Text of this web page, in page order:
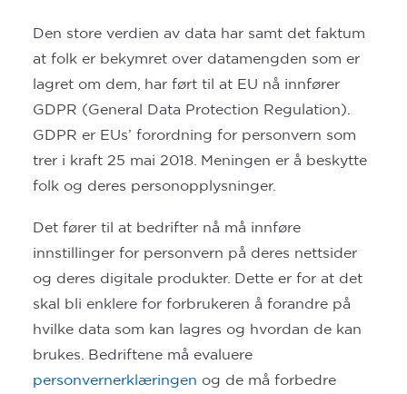
Den store verdien av data har samt det faktum
at folk er bekymret over datamengden som er
lagret om dem, har ført til at EU nå innfører
GDPR (General Data Protection Regulation).
GDPR er EUs’ forordning for personvern som
trer i kraft 25 mai 2018. Meningen er å beskytte
folk og deres personopplysninger.
Det fører til at bedrifter nå må innføre
innstillinger for personvern på deres nettsider
og deres digitale produkter. Dette er for at det
skal bli enklere for forbrukeren å forandre på
hvilke data som kan lagres og hvordan de kan
brukes. Bedriftene må evaluere
personvernerklæringen og de må forbedre